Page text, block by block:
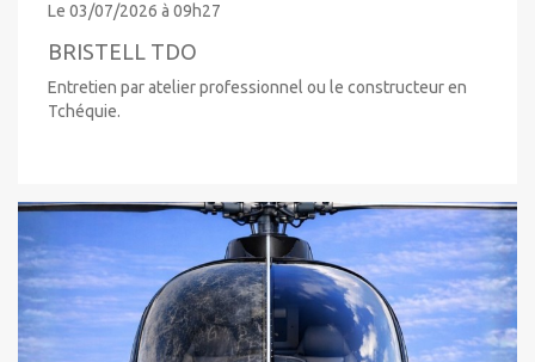
Le 03/07/2026 à 09h27
BRISTELL TDO
Entretien par atelier professionnel ou le constructeur en
Tchéquie.